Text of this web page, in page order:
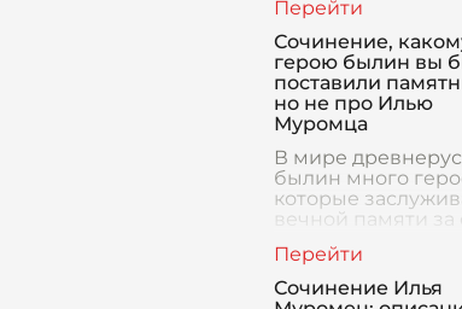
текущего
бумажной книги в
эпоху цифровых
технологи
Сочинение,
герою былин вы
поставили
но не про Илью
Муромца
В мире
былин много
которые
вечной памяти за
силу. Но если
в стороне всем
известного Илью
Сочинение Илья